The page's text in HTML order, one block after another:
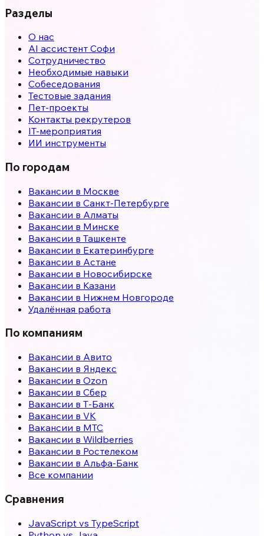
Разделы
О нас
AI ассистент Софи
Сотрудничество
Необходимые навыки
Собеседования
Тестовые задания
Пет-проекты
Контакты рекрутеров
IT-мероприятия
ИИ инструменты
По городам
Вакансии в Москве
Вакансии в Санкт-Петербурге
Вакансии в Алматы
Вакансии в Минске
Вакансии в Ташкенте
Вакансии в Екатеринбурге
Вакансии в Астане
Вакансии в Новосибирске
Вакансии в Казани
Вакансии в Нижнем Новгороде
Удалённая работа
По компаниям
Вакансии в Авито
Вакансии в Яндекс
Вакансии в Ozon
Вакансии в Сбер
Вакансии в Т-Банк
Вакансии в VK
Вакансии в МТС
Вакансии в Wildberries
Вакансии в Ростелеком
Вакансии в Альфа-Банк
Все компании
Сравнения
JavaScript vs TypeScript